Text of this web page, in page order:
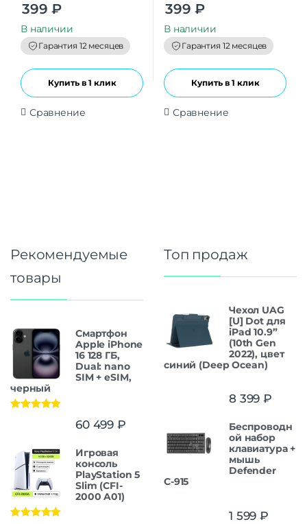
o
t
o
f
5
399 ₽
В наличии
Гарантия 12 месяцев
Купить в 1 клик
Сравнение
o
t
o
f
5
399 ₽
В наличии
Гарантия 12 месяцев
Купить в 1 клик
Сравнение
Рекомендуемые
товары
Смартфон
Apple iPhone
16 128 ГБ,
Dual: nano
SIM + eSIM,
черный
60 499 ₽
Игровая
консоль
PlayStation 5
Slim (CFI-
2000 A01)
Топ продаж
Чехол UAG
[U] Dot для
iPad 10.9”
(10th Gen
2022), цвет
синий (Deep Ocean)
8 399 ₽
Беспроводн
ой набор
клавиатура +
мышь
Defender
С-915
1 599 ₽